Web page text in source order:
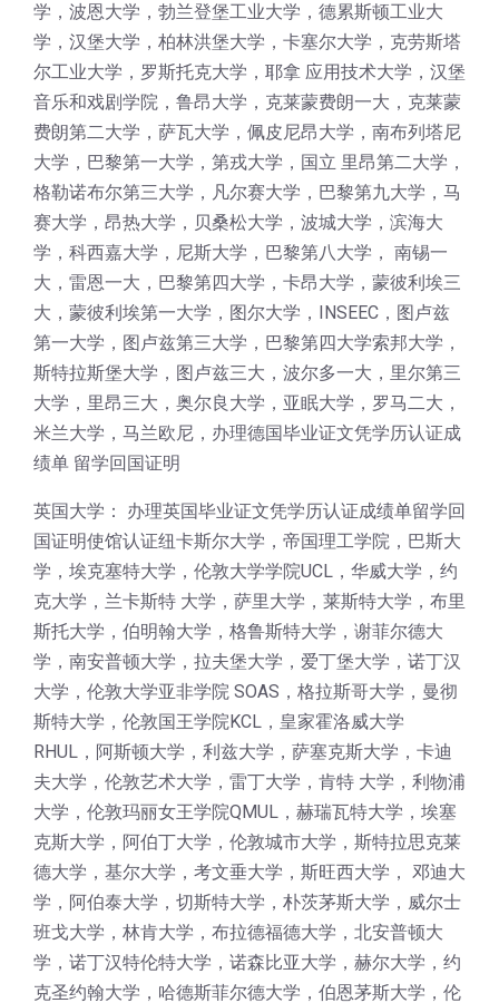
学，波恩大学，勃兰登堡工业大学，德累斯顿工业大
学，汉堡大学，柏林洪堡大学，卡塞尔大学，克劳斯塔
尔工业大学，罗斯托克大学，耶拿 应用技术大学，汉堡
音乐和戏剧学院，鲁昂大学，克莱蒙费朗一大，克莱蒙
费朗第二大学，萨瓦大学，佩皮尼昂大学，南布列塔尼
大学，巴黎第一大学，第戎大学，国立 里昂第二大学，
格勒诺布尔第三大学，凡尔赛大学，巴黎第九大学，马
赛大学，昂热大学，贝桑松大学，波城大学，滨海大
学，科西嘉大学，尼斯大学，巴黎第八大学， 南锡一
大，雷恩一大，巴黎第四大学，卡昂大学，蒙彼利埃三
大，蒙彼利埃第一大学，图尔大学，INSEEC，图卢兹
第一大学，图卢兹第三大学，巴黎第四大学索邦大学，
斯特拉斯堡大学，图卢兹三大，波尔多一大，里尔第三
大学，里昂三大，奥尔良大学，亚眠大学，罗马二大，
米兰大学，马兰欧尼，办理德国毕业证文凭学历认证成
绩单 留学回国证明
英国大学： 办理英国毕业证文凭学历认证成绩单留学回
国证明使馆认证纽卡斯尔大学，帝国理工学院，巴斯大
学，埃克塞特大学，伦敦大学学院UCL，华威大学，约
克大学，兰卡斯特 大学，萨里大学，莱斯特大学，布里
斯托大学，伯明翰大学，格鲁斯特大学，谢菲尔德大
学，南安普顿大学，拉夫堡大学，爱丁堡大学，诺丁汉
大学，伦敦大学亚非学院 SOAS，格拉斯哥大学，曼彻
斯特大学，伦敦国王学院KCL，皇家霍洛威大学
RHUL，阿斯顿大学，利兹大学，萨塞克斯大学，卡迪
夫大学，伦敦艺术大学，雷丁大学，肯特 大学，利物浦
大学，伦敦玛丽女王学院QMUL，赫瑞瓦特大学，埃塞
克斯大学，阿伯丁大学，伦敦城市大学，斯特拉思克莱
德大学，基尔大学，考文垂大学，斯旺西大学， 邓迪大
学，阿伯泰大学，切斯特大学，朴茨茅斯大学，威尔士
班戈大学，林肯大学，布拉德福德大学，北安普顿大
学，诺丁汉特伦特大学，诺森比亚大学，赫尔大学，约
克圣约翰大学，哈德斯菲尔德大学，伯恩茅斯大学，伦